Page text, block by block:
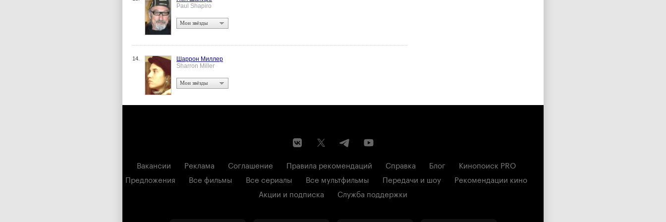
Paul Shapiro
Мои звёзды
14.
Шаррон Миллер
Sharron Miller
Мои звёзды
Вакансии Реклама Соглашение Правила рекомендаций Справка Блог
Кинопоиск PRO
Предложения
Все фильмы Все сериалы Все мультфильмы Передачи и шоу
Рекомендации кино
Акции и подписка
Служба поддержки